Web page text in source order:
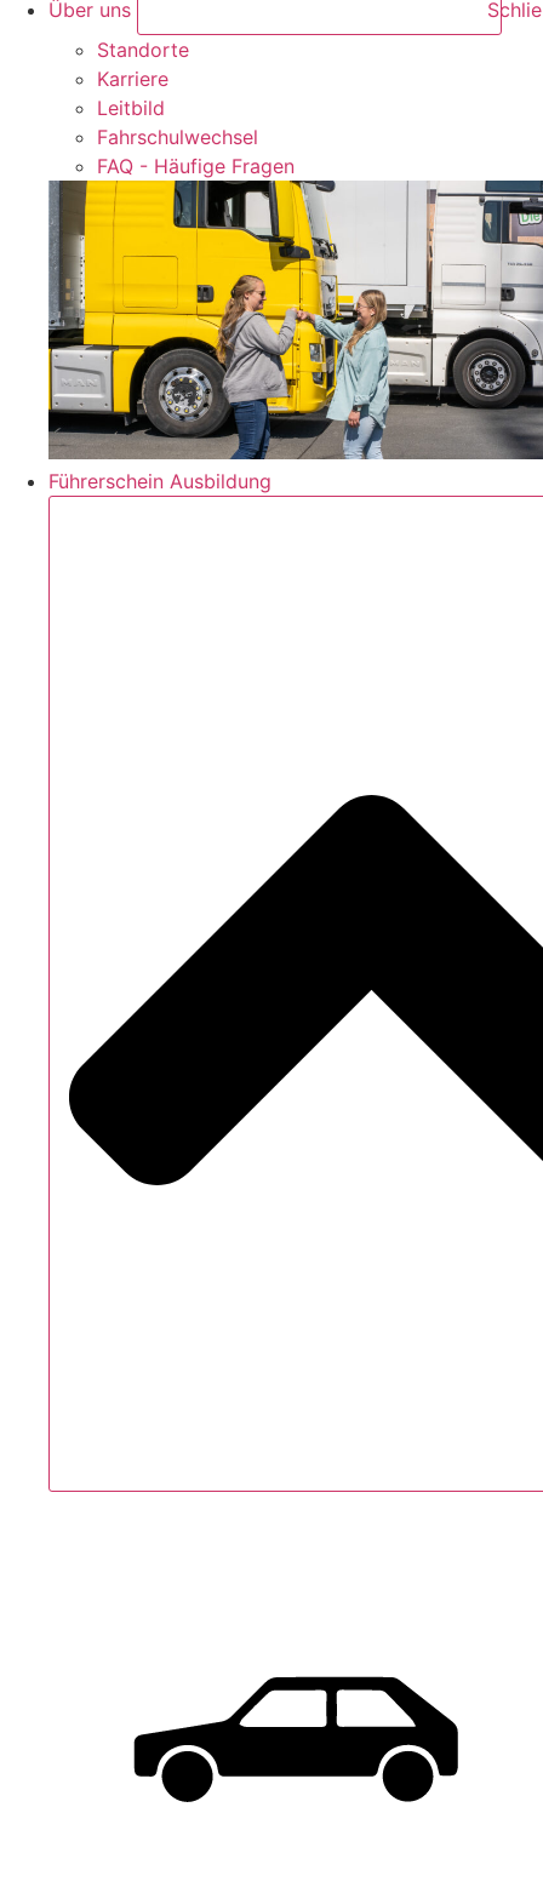
Über uns
Standorte
Karriere
Leitbild
Fahrschulwechsel
FAQ - Häufige Fragen
Führerschein Ausbildung